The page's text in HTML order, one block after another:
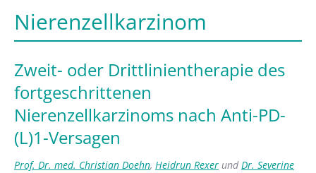
Nierenzellkarzinom
Zweit- oder Drittlinientherapie des
fortgeschrittenen
Nierenzellkarzinoms nach Anti-PD-
(L)1-Versagen
Prof. Dr. med. Christian Doehn, Heidrun Rexer undDr. Severine